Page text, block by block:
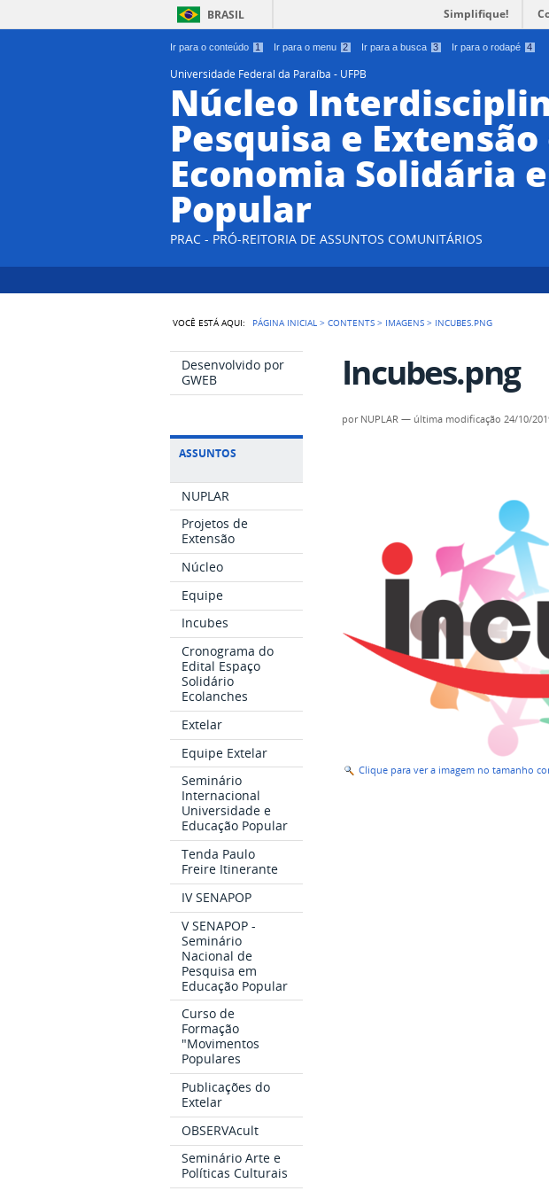
Ir para o conteúdo 1 Ir para o menu 2 Ir para a busca 3 Ir para o rodapé 4
BRASIL Simplifique!
Universidade Federal da Paraíba - UFPB
Núcleo
Pesquisa e
Economia Solidária
Popular
PRAC - PRÓ-REITORIA DE ASSUNTOS COMUNITÁRIOS
VOCÊ ESTÁ AQUI: PÁGINA INICIAL >CONTENTS > IMAGENS > INCUBES.PNG
Desenvolvido por
GWEB
ASSUNTOS
NUPLAR
Projetos de
Extensão
Núcleo
Equipe
Incubes
Cronograma do
Edital Espaço
Solidário
Ecolanches
Extelar
Equipe Extelar
Seminário
Internacional
Universidade e
Educação Popular
Tenda Paulo
Freire Itinerante
IV SENAPOP
V SENAPOP -
Seminário
Nacional de
Pesquisa em
Educação Popular
Curso de
Formação
"Movimentos
Populares
Publicações do
Extelar
OBSERVAcult
Seminário Arte e
Políticas Culturais
Incubes.png
por NUPLAR — última modificação 24/10/
Clique para ver a imagem no tamanho